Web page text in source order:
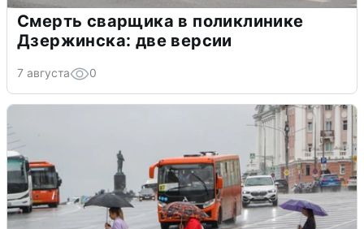
Смерть сварщика в поликлинике
Дзержинска: две версии
7 августа 0